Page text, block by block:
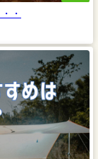
・